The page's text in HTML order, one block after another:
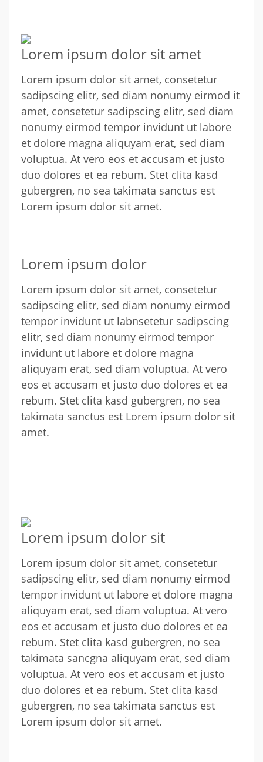
Lorem ipsum dolor sit amet
Lorem ipsum dolor sit amet, consetetur
sadipscing elitr, sed diam nonumy eirmod it
amet, consetetur sadipscing elitr, sed diam
nonumy eirmod tempor invidunt ut labore
et dolore magna aliquyam erat, sed diam
voluptua. At vero eos et accusam et justo
duo dolores et ea rebum. Stet clita kasd
gubergren, no sea takimata sanctus est
Lorem ipsum dolor sit amet.
Lorem ipsum dolor
Lorem ipsum dolor sit amet, consetetur
sadipscing elitr, sed diam nonumy eirmod
tempor invidunt ut labnsetetur sadipscing
elitr, sed diam nonumy eirmod tempor
invidunt ut labore et dolore magna
aliquyam erat, sed diam voluptua. At vero
eos et accusam et justo duo dolores et ea
rebum. Stet clita kasd gubergren, no sea
takimata sanctus est Lorem ipsum dolor sit
amet.
Lorem ipsum dolor sit
Lorem ipsum dolor sit amet, consetetur
sadipscing elitr, sed diam nonumy eirmod
tempor invidunt ut labore et dolore magna
aliquyam erat, sed diam voluptua. At vero
eos et accusam et justo duo dolores et ea
rebum. Stet clita kasd gubergren, no sea
takimata sancgna aliquyam erat, sed diam
voluptua. At vero eos et accusam et justo
duo dolores et ea rebum. Stet clita kasd
gubergren, no sea takimata sanctus est
Lorem ipsum dolor sit amet.